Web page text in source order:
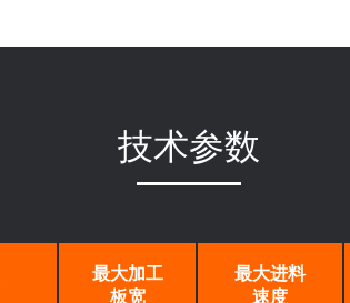
技术参数
最大加工
板宽
最大进料
速度